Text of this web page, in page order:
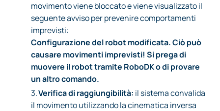
movimento viene bloccato e viene visualizzato il
seguente avviso per prevenire comportamenti
imprevisti:
Configurazione del robot modificata. Ciò può
causare movimenti imprevisti! Si prega di
muovere il robot tramite RoboDK o di provare
un altro comando.
3.Verifica di raggiungibilità: il sistema convalida
il movimento utilizzando la cinematica inversa